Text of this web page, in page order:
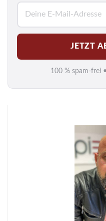
JETZT
100 % spam-frei